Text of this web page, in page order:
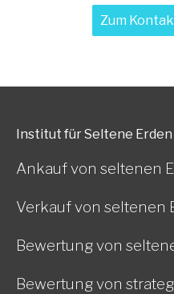
Zum
Institut für Seltene Erden
Ankauf von seltenen
Verkauf von seltenen
Bewertung von
Bewertung von